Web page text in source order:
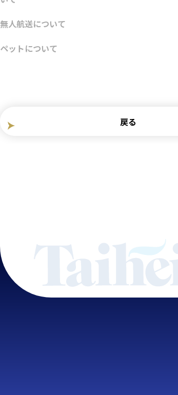
無人航送について
ペットについて
戻る